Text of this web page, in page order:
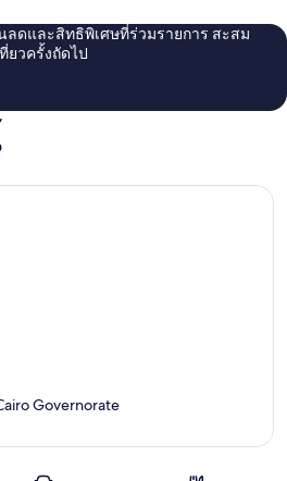
ลดและสิทธิพิเศษที่ร่วมรายการ สะสม
ยวครั้งถัดไป
Governorate